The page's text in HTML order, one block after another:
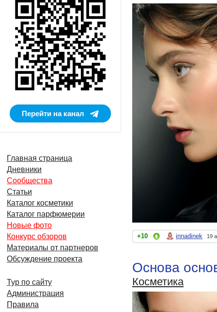
+10 innadinek 19
Основа
Косметика
Перейти на канал
Главная страница
Дневники
Сообщества
Статьи
Каталог косметики
Каталог парфюмерии
Новые фото
Конкурс обзоров
Материалы от партнеров
Обсуждение проекта
Тур по сайту
Администрация
Правила